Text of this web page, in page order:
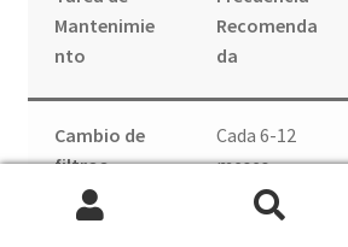
Mantenimie
nto
Recomenda
da
Cambio de
filtros
Cada 6-12
meses